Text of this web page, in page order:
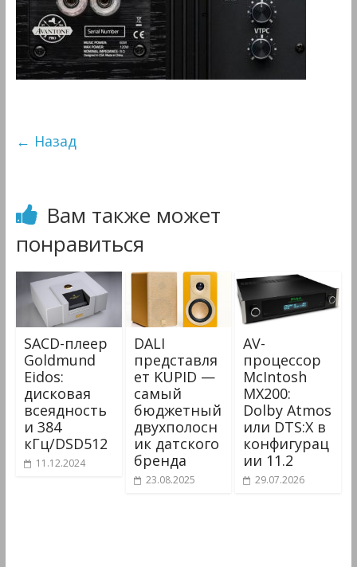
&
Мультимедиа
← Назад
Вам также может
понравиться
SACD-плеер
Goldmund
Eidos:
дисковая
всеядность
и 384
кГц/DSD512
11.12.2024
DALI
представля
ет KUPID —
самый
бюджетный
двухполосн
ик датского
бренда
23.08.2025
AV-
процессор
McIntosh
MX200:
Dolby Atmos
или DTS:X в
конфигурац
ии 11.2
29.07.2026